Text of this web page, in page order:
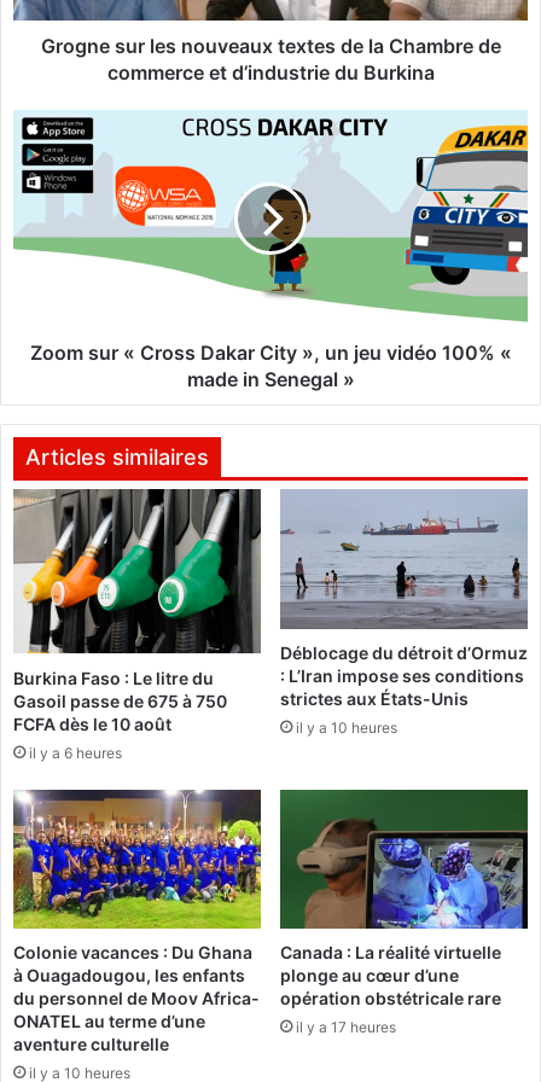
r
n
o
u
a
e
e
m
b
r
e
d
c
o
m
m
e
r
c
e
e
t
Grogne sur les nouveaux textes de la Chambre de
commerce et d’industrie du Burkina
Z
o
o
m
u
s
s
a
k
y
»
,
u
n
e
u
v
i
d
é
o
1
0
%
Zoom sur « Cross Dakar City », un jeu vidéo 100% «
made in Senegal »
Articles similaires
Burkina Faso : Le litre du
Gasoil passe de 675 à 750
FCFA dès le 10 août
il y a 6 heures
Déblocage du détroit d’Ormuz
: L’Iran impose ses conditions
strictes aux États-Unis
il y a 10 heures
Colonie vacances : Du Ghana
à Ouagadougou, les enfants
du personnel de Moov Africa-
ONATEL au terme d’une
aventure culturelle
il y a 10 heures
Canada : La réalité virtuelle
plonge au cœur d’une
opération obstétricale rare
il y a 17 heures